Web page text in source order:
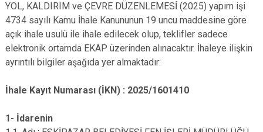
YOL, KALDIRIM ve ÇEVRE DÜZENLEMESİ (2025) yapım işi
4734 sayılı Kamu İhale Kanununun 19 uncu maddesine göre
açık ihale usulü ile ihale edilecek olup, teklifler sadece
elektronik ortamda EKAP üzerinden alınacaktır. İhaleye ilişkin
ayrıntılı bilgiler aşağıda yer almaktadır:
İhale Kayıt Numarası (İKN) : 2025/1601410
1- İdarenin